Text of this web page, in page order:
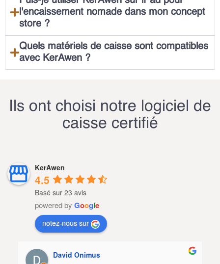
l'encaissement nomade dans mon concept
store ?
Quels matériels de caisse sont compatibles
avec KerAwen ?
Ils ont choisi notre logiciel de
caisse certifié
KerAwen
4.5
Basé sur 23 avis
powered by Google
notez-nous sur
David Onimus